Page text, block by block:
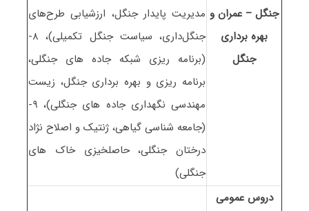
ﺟﻨﮕﻞ – ﻋﻤﺮان و
ﺑﻬﺮه ﺑﺮداری
ﺟﻨﮕﻞ
مدیریت پایدار جنگل، ارزشیابی طرح‌های
جنگل‌داری، سیاست جنگل تکمیلی)، ۸-
(برنامه ریزی شبکه جاده های جنگلی،
برنامه ریزی و بهره برداری جنگل، زیست
مهندسی نگهداری جاده های جنگلی)، ۹-
(جامعه شناسی گیاهی، ژنتیک و اصلاح نژاد
درختان جنگلی، حاصلخیزی خاک های
جنگلی)
دروس عمومی